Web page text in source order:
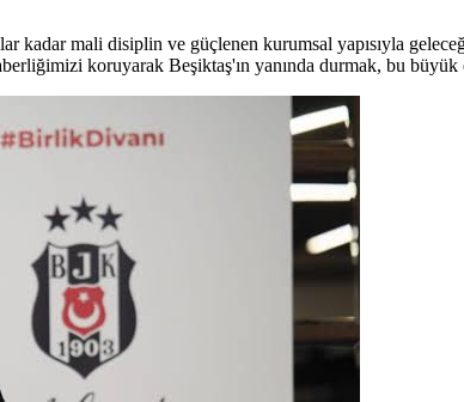
kadar mali disiplin ve güçlenen kurumsal yapısıyla
koruyarak Beşiktaş'ın yanında durmak, bu